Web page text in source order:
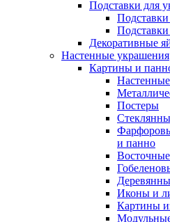
Подставки для
Подставки
Подставки
Декоративные
Настенные украшения
Картины и
Постеры
и панно
Иконы и
Картины